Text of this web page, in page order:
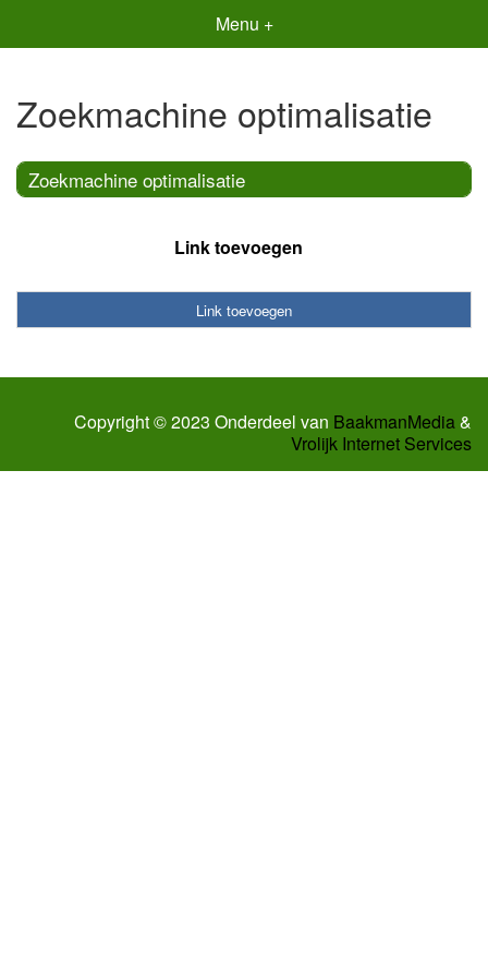
Menu +
Zoekmachine optimalisatie
Zoekmachine optimalisatie
Link toevoegen
Link toevoegen
Copyright © 2023 Onderdeel van BaakmanMedia&
Vrolijk Internet Services